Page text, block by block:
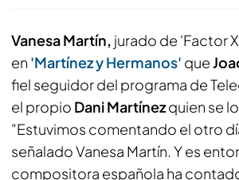
Vanesa Martín, jurado de 'Factor
en 'Martínez y Hermanos' que
fiel seguidor del programa de
el propio Dani Martínezquien se
"Estuvimos comentando el otro
señalado Vanesa Martín. Y es
compositora española ha